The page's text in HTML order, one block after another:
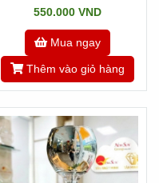
550.000 VND
Mua ngay
Thêm vào giỏ hàng